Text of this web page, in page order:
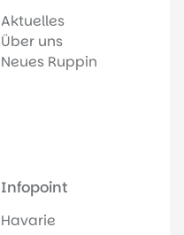
Aktuelles
Über uns
Neues Ruppin
Infopoint
Havarie